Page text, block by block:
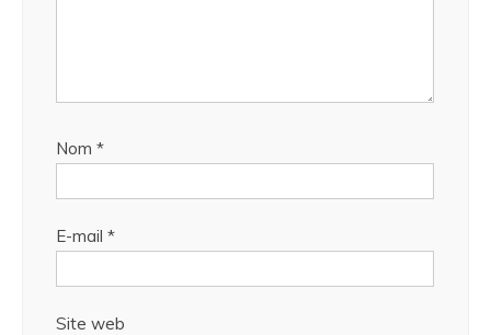
Nom *
E-mail *
Site web